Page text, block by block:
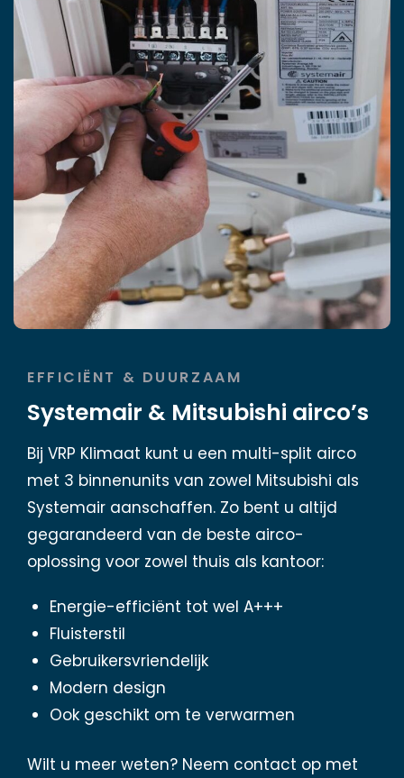
EFFICIËNT & DUURZAAM
Systemair & Mitsubishi airco’s
Bij VRP Klimaat kunt u een multi-split airco
met 3 binnenunits van zowel Mitsubishi als
Systemair aanschaffen. Zo bent u altijd
gegarandeerd van de beste airco-
oplossing voor zowel thuis als kantoor:
Energie-efficiënt tot wel A+++
Fluisterstil
Gebruikersvriendelijk
Modern design
Ook geschikt om te verwarmen
Wilt u meer weten? Neem contact op met